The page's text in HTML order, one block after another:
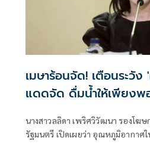
เมษาร้อนจัด! เตือนระวั
แดดจัด ดื่มน้ำให้เพียงพ
นางสาวลลิดา เพริศวิวัฒนา รองโฆ
รัฐมนตรี เปิดเผยว่า อุณหภูมิอากาศ